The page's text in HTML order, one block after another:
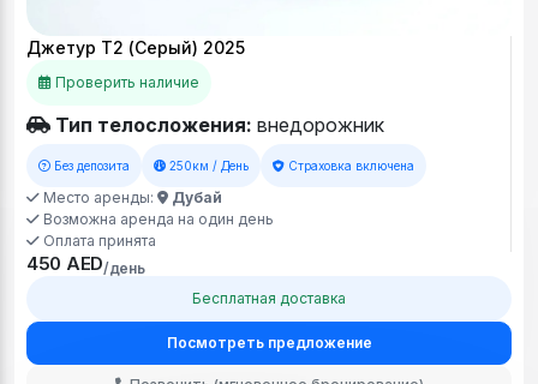
Джетур Т2 (Серый) 2025
Проверить наличие
Тип телосложения: внедорожник
Без депозита 250км / День Страховка включена
Место аренды:
Дубай
Возможна аренда на один день
Оплата принята
450 AED/день
Бесплатная доставка
Посмотреть предложение